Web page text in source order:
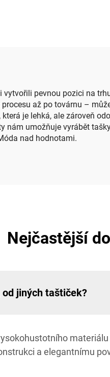
pevnou pozici na
až po továrnu –
je lehká, ale zároveň
nám umožňuje vyrábět
nad hodnotami.
Nejčastější
od jiných taštiček?
a elegantnímu